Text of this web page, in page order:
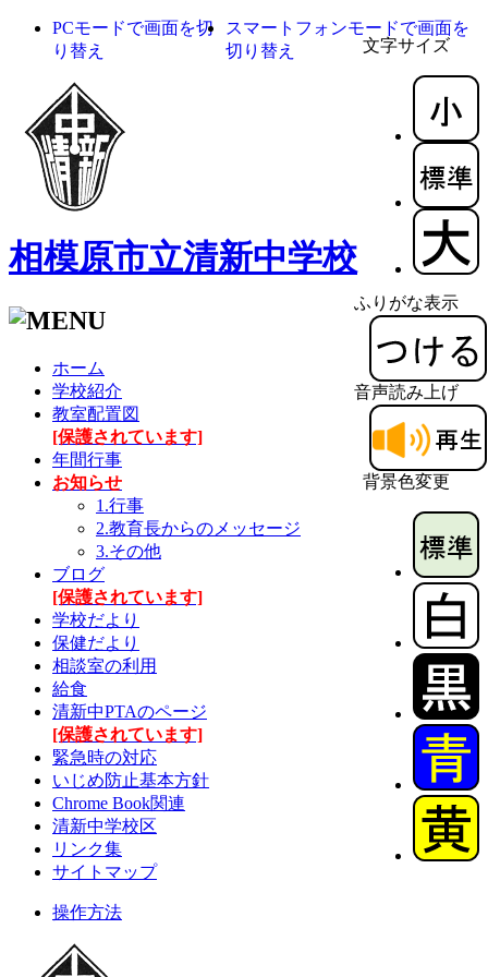
文字サイズ
ふりがな表示
音声読み上げ
背景色変更
PCモードで画面を切
り替え
スマートフォンモードで画面を
切り替え
相模原市立清新中学校
ホーム
学校紹介
教室配置図
[保護されています]
年間行事
お知らせ
1.行事
2.教育長からのメッセージ
3.その他
ブログ
[保護されています]
学校だより
保健だより
相談室の利用
給食
清新中PTAのページ
[保護されています]
緊急時の対応
いじめ防止基本方針
Chrome Book関連
清新中学校区
リンク集
サイトマップ
操作方法